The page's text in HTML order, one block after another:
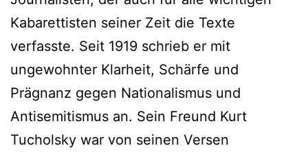
Kabarettisten seiner Zeit die Texte
verfasste. Seit 1919 schrieb er mit
ungewohnter Klarheit, Schärfe und
Prägnanz gegen Nationalismus und
Antisemitismus an. Sein Freund Kurt
Tucholsky war von seinen Versen